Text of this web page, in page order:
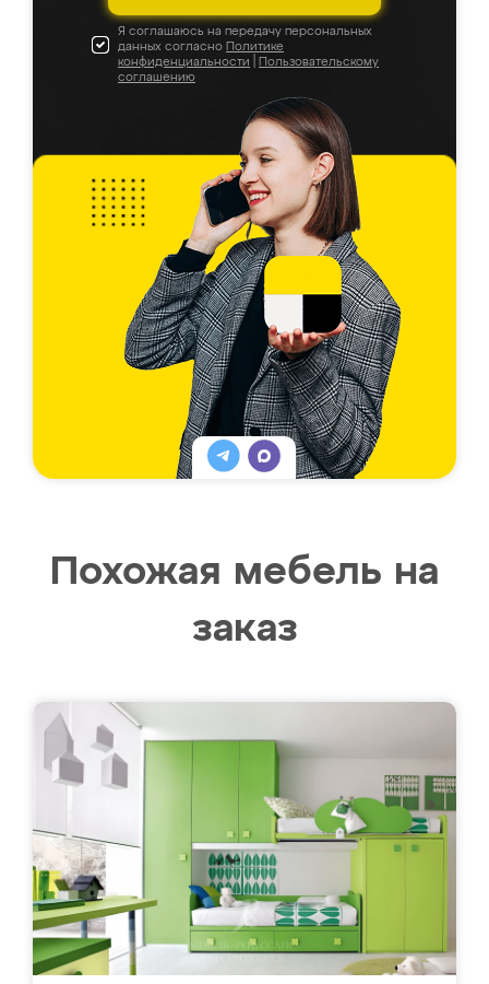
Я соглашаюсь на передачу персональных
данных согласно Политике
конфиденциальности
Пользовательскому
соглашению
Похожая мебель на
заказ